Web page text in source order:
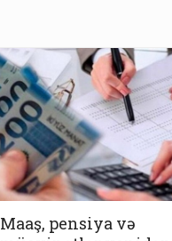
Maaş, pensiya və